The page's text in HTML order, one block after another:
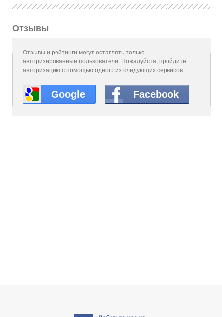
Отзывы
Отзывы и рейтинги могут оставлять только
авторизированные пользователи. Пожалуйста, пройдите
авторизацию с помощью одного из следующих сервисов:
Google Facebook